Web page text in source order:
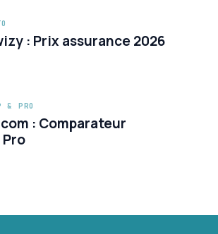
: Prix assurance 2026
& PRO
: Comparateur